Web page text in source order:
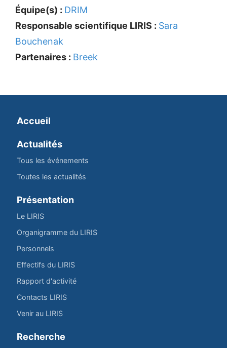
Équipe(s) : DRIM
Responsable scientifique LIRIS : Sara
Bouchenak
Partenaires : Breek
Accueil
Actualités
Tous les événements
Toutes les actualités
Présentation
Le LIRIS
Organigramme du LIRIS
Personnels
Effectifs du LIRIS
Rapport d'activité
Contacts LIRIS
Venir au LIRIS
Recherche